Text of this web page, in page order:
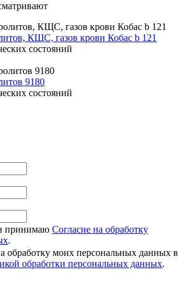
КЩС, газов крови Кобас b 121
состояний
9180
состояний
принимаю Согласие на обработку
.
обработку моих персональных данных в
обработки персональных данных.